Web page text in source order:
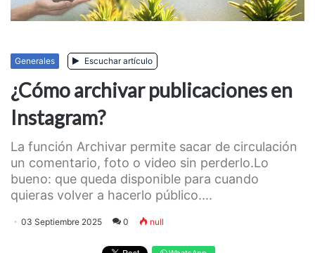
Generales Escuchar artículo
¿Cómo archivar publicaciones en
Instagram?
La función Archivar permite sacar de circulación
un comentario, foto o video sin perderlo.Lo
bueno: que queda disponible para cuando
quieras volver a hacerlo público....
03 Septiembre 2025 0 null